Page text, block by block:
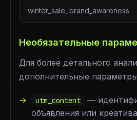
winter_sale, brand_awareness
Необязательные
Для более детального
дополнительные
utm_content
—
объявления или